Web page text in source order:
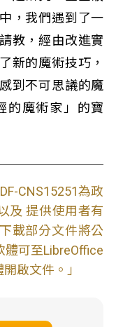
，我們遇到了一
教，經由改進實
新的魔術技巧，
到不可思議的魔
的魔術家」的寶
CNS15251為政
及 提供使用者有
載部分文件將公
體可至LibreOffice
啟文件。」